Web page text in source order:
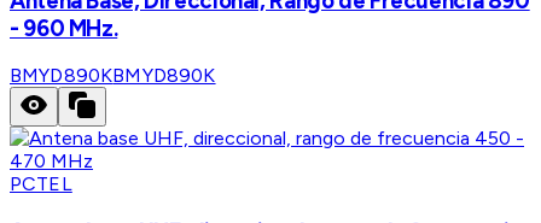
- 960 MHz.
BMYD890KBMYD890K
PCTEL